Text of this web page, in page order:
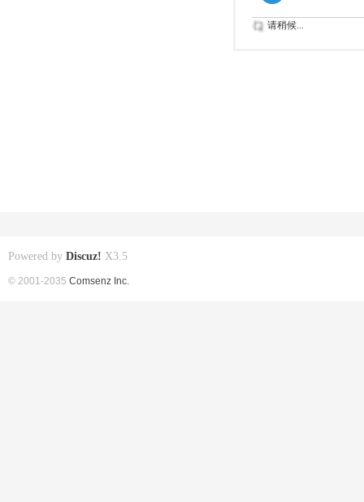
请稍候...
Powered by Discuz! X3.5
© 2001-2035 Comsenz Inc.